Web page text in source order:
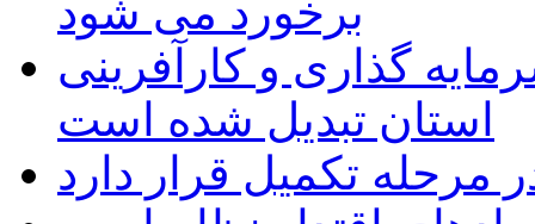
برخورد می شود
گذاری و کارآفرینی
استان تبدیل شده است
مرحله تکمیل قرار دارد